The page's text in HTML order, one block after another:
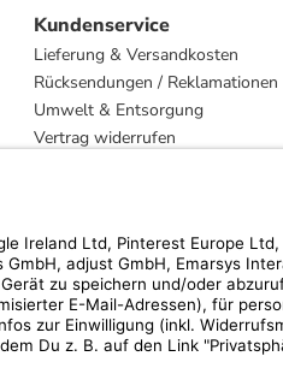
Kundenservice
Lieferung & Versandkosten
Rücksendungen / Reklamationen
Umwelt & Entsorgung
Vertrag widerrufen